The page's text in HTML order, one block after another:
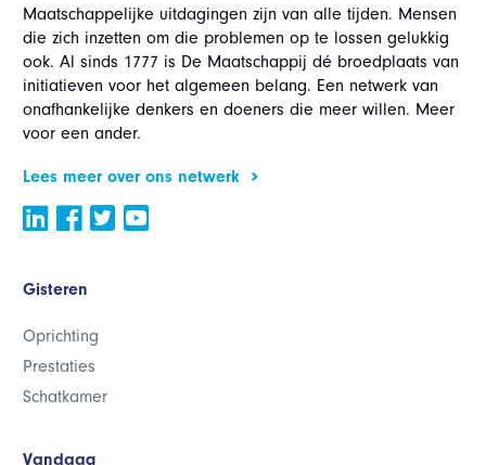
Maatschappelijke uitdagingen zijn van alle tijden. Mensen
die zich inzetten om die problemen op te lossen gelukkig
ook. Al sinds 1777 is De Maatschappij dé broedplaats van
initiatieven voor het algemeen belang. Een netwerk van
onafhankelijke denkers en doeners die meer willen. Meer
voor een ander.
Lees meer over ons netwerk
Gisteren
Oprichting
Prestaties
Schatkamer
Vandaag